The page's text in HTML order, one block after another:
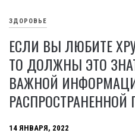
ЗДОРОВЬЕ
ЕСЛИ ВЫ ЛЮБИТЕ
ТО ДОЛЖНЫ ЭТО
ВАЖНОЙ
14 ЯНВАРЯ, 2022